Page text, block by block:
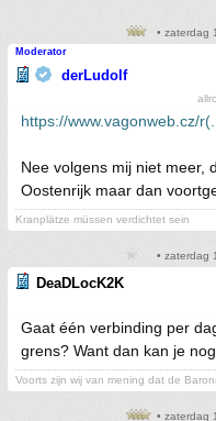
• zaterdag
Moderator
derLudolf
https://www.vagonweb.cz/
Nee volgens mij niet meer,
Oostenrijk maar dan
Kranplätze müssen verdichtet sein
• zaterdag
DeaDLocK2K
Gaat één verbinding per
grens? Want dan kan je
Voorts zijn wij van mening dat de
• zaterdag